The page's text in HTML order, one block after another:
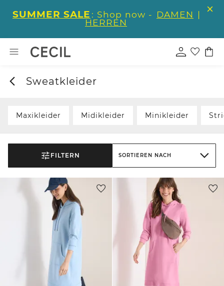
SUMMER SALE : Shop now - DAMEN |
HERREN
Sweatkleider
Maxikleider Midikleider Minikleider
FILTERN SORTIEREN NACH